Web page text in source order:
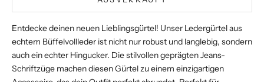
Entdecke deinen neuen Lieblingsgürtel! Unser Ledergürtel aus
echtem Büffelvollleder ist nicht nur robust und langlebig, sondern
auch ein echter Hingucker. Die stilvollen geprägten Jeans-
Schriftzüge machen diesen Gürtel zu einem einzigartigen